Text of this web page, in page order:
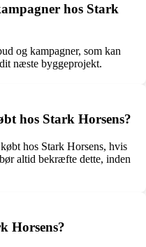
hos Stark
og kampagner, som kan
næste byggeprojekt.
hos Stark Horsens?
hos Stark Horsens, hvis
altid bekræfte dette, inden
Horsens?